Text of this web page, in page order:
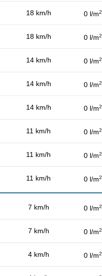
18 km/h 0 l/m2
18 km/h 0 l/m2
14 km/h 0 l/m2
14 km/h 0 l/m2
14 km/h 0 l/m2
11 km/h 0 l/m2
11 km/h 0 l/m2
11 km/h 0 l/m2
7 km/h 0 l/m2
7 km/h 0 l/m2
4 km/h 0 l/m2